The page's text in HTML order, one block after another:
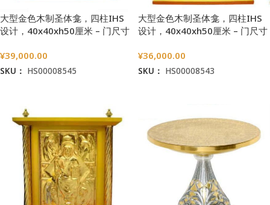
大型金色木制圣体龛，四柱IHS
设计，40x40xh50厘米 – 门尺寸
¥39,000.00
SKU： HS00008545
大型金色木制圣体龛，四柱IHS
设计，40x40xh50厘米 – 门尺寸
¥36,000.00
SKU： HS00008543